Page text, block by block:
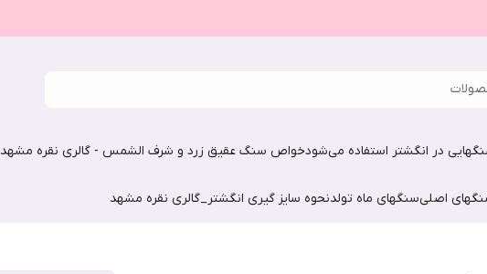
در انگشتر استفاده می‌شودخواص سنگ عقیق زرد و شرف الشمس - گالری نقره مشهد
اصلیسنگهای ماه تولدنحوه سایز گیری انگشتر_گالری نقره مشهد